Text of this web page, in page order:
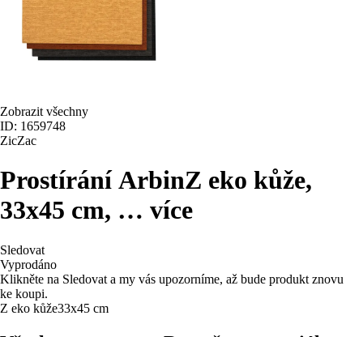
Zobrazit všechny
ID: 1659748
ZicZac
Prostírání ArbinZ eko kůže,
33x45 cm, … více
Sledovat
Vyprodáno
Klikněte na Sledovat a my vás upozorníme, až bude produkt znovu
ke koupi.
Z eko kůže33x45 cm